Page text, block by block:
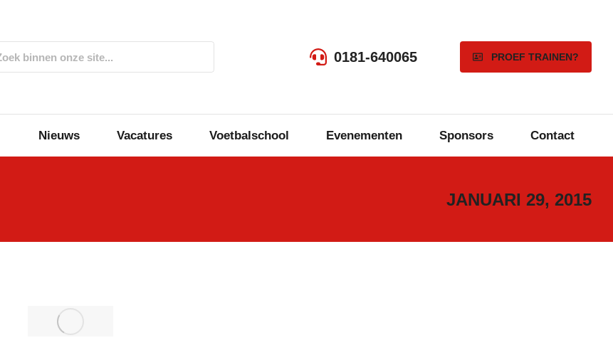
0181-640065 PROEF TRAINEN?
Nieuws Vacatures Voetbalschool Evenementen Sponsors Contact
JANUARI 29, 2015